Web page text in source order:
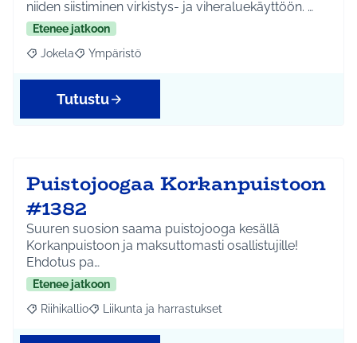
niiden siistiminen virkistys- ja viheraluekäyttöön. …
Etenee jatkoon
Rajaa tulokset aihepiirin mukaan: Jokela
Jokela Rajaa tulokset teeman mukaan: Ympäristö
Ympäristö
Tutustu
Puistojoogaa Korkanpuistoon
#1382
Suuren suosion saama puistojooga kesällä
Korkanpuistoon ja maksuttomasti osallistujille!
Ehdotus pa…
Etenee jatkoon
Rajaa tulokset aihepiirin mukaan: Riihikallio
Riihikallio Rajaa tulokset teeman mukaan: Liikunta ja
Liikunta ja harrastukset